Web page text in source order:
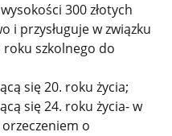
300 złotych
i przysługuje w związku
roku szkolnego do
się 20. roku życia;
się 24. roku życia- w
o